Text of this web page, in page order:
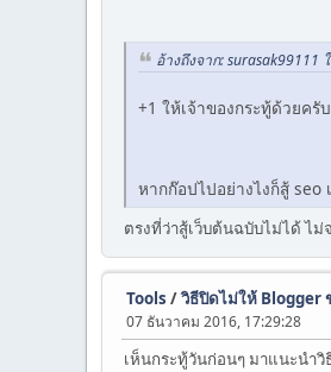
อ้างถึงจาก: surasak99111
+1 ให้เจ้าของกระทู้ด้วยครับ
หากก๊อปไปอย่างไงก็สู้
ตรงที่ว่าสู้เว็บต้นฉบับไม่ได้ ไม่
Tools /วิธีปิดไม่ให้ Blogger
07 ธันวาคม 2016, 17:29:28
เห็นกระทู้วันก่อนๆ มาแนะนำ